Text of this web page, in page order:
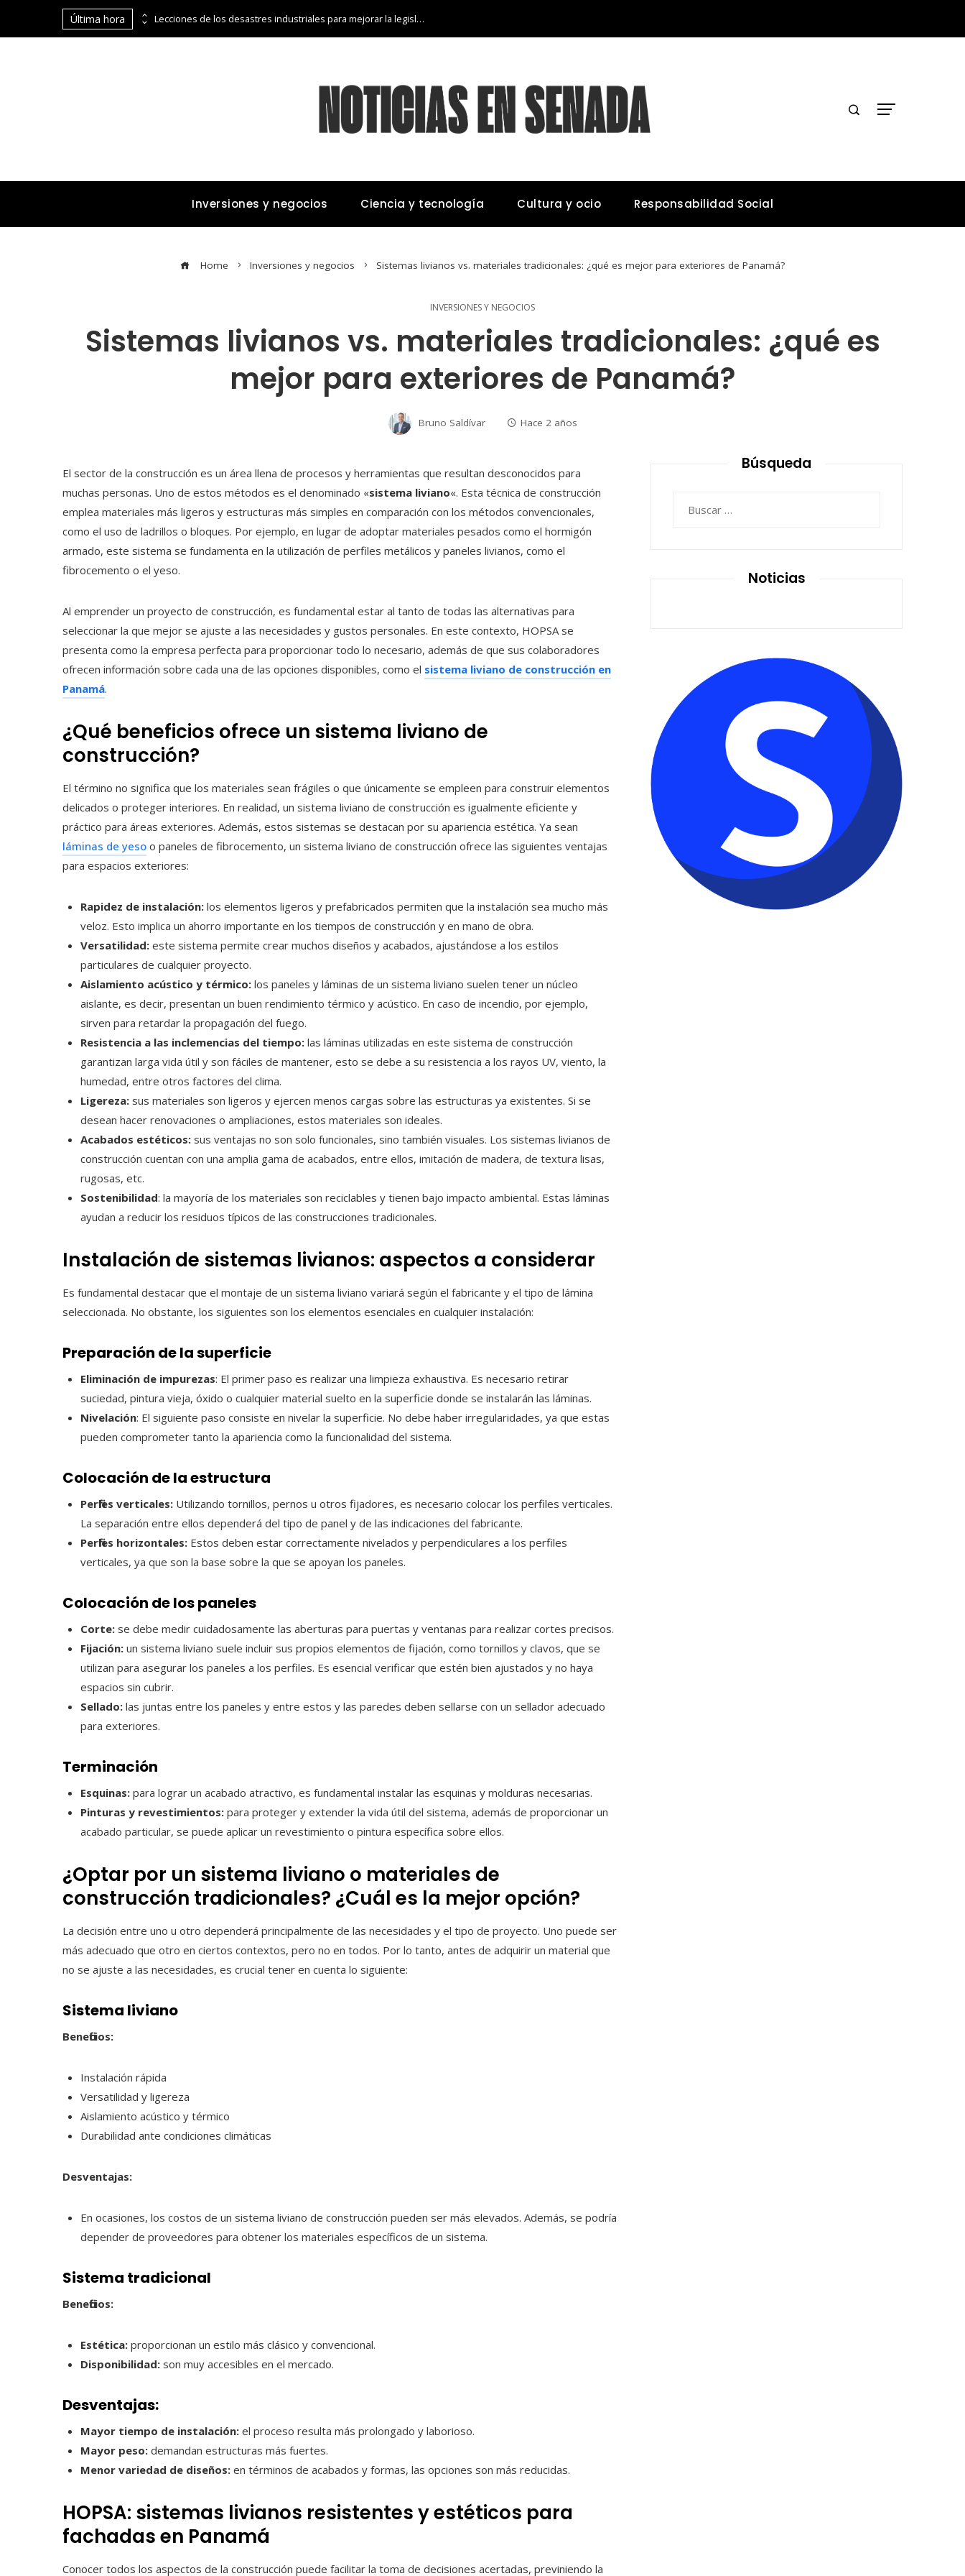
Última hora Belice y la economía azul: un enfoque integral para la transformación económica Lecciones de los desastres industriales para mejorar la legislación ambiental
Inversiones y negocios Ciencia y tecnología Cultura y ocio Responsabilidad Social
Home Inversiones y negocios Sistemas livianos vs. materiales tradicionales: ¿qué es mejor para exteriores de Panamá?
INVERSIONES Y NEGOCIOS
Sistemas livianos vs. materiales tradicionales: ¿qué es
mejor para exteriores de Panamá?
Bruno Saldívar Hace 2 años
El sector de la construcción es un área llena de procesos y herramientas que resultan desconocidos para
muchas personas. Uno de estos métodos es el denominado «sistema liviano«. Esta técnica de construcción
emplea materiales más ligeros y estructuras más simples en comparación con los métodos convencionales,
como el uso de ladrillos o bloques. Por ejemplo, en lugar de adoptar materiales pesados como el hormigón
armado, este sistema se fundamenta en la utilización de perfiles metálicos y paneles livianos, como el
fibrocemento o el yeso.
Al emprender un proyecto de construcción, es fundamental estar al tanto de todas las alternativas para
seleccionar la que mejor se ajuste a las necesidades y gustos personales. En este contexto, HOPSA se
presenta como la empresa perfecta para proporcionar todo lo necesario, además de que sus colaboradores
ofrecen información sobre cada una de las opciones disponibles, como el sistema liviano de construcción en
Panamá.
¿Qué beneficios ofrece un sistema liviano de
construcción?
El término no significa que los materiales sean frágiles o que únicamente se empleen para construir elementos
delicados o proteger interiores. En realidad, un sistema liviano de construcción es igualmente eficiente y
práctico para áreas exteriores. Además, estos sistemas se destacan por su apariencia estética. Ya sean
láminas de yeso o paneles de fibrocemento, un sistema liviano de construcción ofrece las siguientes ventajas
para espacios exteriores:
Rapidez de instalación: los elementos ligeros y prefabricados permiten que la instalación sea mucho más
veloz. Esto implica un ahorro importante en los tiempos de construcción y en mano de obra.
Versatilidad: este sistema permite crear muchos diseños y acabados, ajustándose a los estilos
particulares de cualquier proyecto.
Aislamiento acústico y térmico: los paneles y láminas de un sistema liviano suelen tener un núcleo
aislante, es decir, presentan un buen rendimiento térmico y acústico. En caso de incendio, por ejemplo,
sirven para retardar la propagación del fuego.
Resistencia a las inclemencias del tiempo: las láminas utilizadas en este sistema de construcción
garantizan larga vida útil y son fáciles de mantener, esto se debe a su resistencia a los rayos UV, viento, la
humedad, entre otros factores del clima.
Ligereza: sus materiales son ligeros y ejercen menos cargas sobre las estructuras ya existentes. Si se
desean hacer renovaciones o ampliaciones, estos materiales son ideales.
Acabados estéticos: sus ventajas no son solo funcionales, sino también visuales. Los sistemas livianos de
construcción cuentan con una amplia gama de acabados, entre ellos, imitación de madera, de textura lisas,
rugosas, etc.
Sostenibilidad: la mayoría de los materiales son reciclables y tienen bajo impacto ambiental. Estas láminas
ayudan a reducir los residuos típicos de las construcciones tradicionales.
Instalación de sistemas livianos: aspectos a considerar
Es fundamental destacar que el montaje de un sistema liviano variará según el fabricante y el tipo de lámina
seleccionada. No obstante, los siguientes son los elementos esenciales en cualquier instalación:
Preparación de la superficie
Eliminación de impurezas: El primer paso es realizar una limpieza exhaustiva. Es necesario retirar
suciedad, pintura vieja, óxido o cualquier material suelto en la superficie donde se instalarán las láminas.
Nivelación: El siguiente paso consiste en nivelar la superficie. No debe haber irregularidades, ya que estas
pueden comprometer tanto la apariencia como la funcionalidad del sistema.
Colocación de la estructura
Perfiles verticales: Utilizando tornillos, pernos u otros fijadores, es necesario colocar los perfiles verticales.
La separación entre ellos dependerá del tipo de panel y de las indicaciones del fabricante.
Perfiles horizontales: Estos deben estar correctamente nivelados y perpendiculares a los perfiles
verticales, ya que son la base sobre la que se apoyan los paneles.
Colocación de los paneles
Corte: se debe medir cuidadosamente las aberturas para puertas y ventanas para realizar cortes precisos.
Fijación: un sistema liviano suele incluir sus propios elementos de fijación, como tornillos y clavos, que se
utilizan para asegurar los paneles a los perfiles. Es esencial verificar que estén bien ajustados y no haya
espacios sin cubrir.
Sellado: las juntas entre los paneles y entre estos y las paredes deben sellarse con un sellador adecuado
para exteriores.
Terminación
Esquinas: para lograr un acabado atractivo, es fundamental instalar las esquinas y molduras necesarias.
Pinturas y revestimientos: para proteger y extender la vida útil del sistema, además de proporcionar un
acabado particular, se puede aplicar un revestimiento o pintura específica sobre ellos.
¿Optar por un sistema liviano o materiales de
construcción tradicionales? ¿Cuál es la mejor opción?
La decisión entre uno u otro dependerá principalmente de las necesidades y el tipo de proyecto. Uno puede ser
más adecuado que otro en ciertos contextos, pero no en todos. Por lo tanto, antes de adquirir un material que
no se ajuste a las necesidades, es crucial tener en cuenta lo siguiente:
Sistema liviano
Beneficios:
Instalación rápida
Versatilidad y ligereza
Aislamiento acústico y térmico
Durabilidad ante condiciones climáticas
Desventajas:
En ocasiones, los costos de un sistema liviano de construcción pueden ser más elevados. Además, se podría
depender de proveedores para obtener los materiales específicos de un sistema.
Sistema tradicional
Beneficios:
Estética: proporcionan un estilo más clásico y convencional.
Disponibilidad: son muy accesibles en el mercado.
Desventajas:
Mayor tiempo de instalación: el proceso resulta más prolongado y laborioso.
Mayor peso: demandan estructuras más fuertes.
Menor variedad de diseños: en términos de acabados y formas, las opciones son más reducidas.
HOPSA: sistemas livianos resistentes y estéticos para
fachadas en Panamá
Conocer todos los aspectos de la construcción puede facilitar la toma de decisiones acertadas, previniendo la
Búsqueda
Noticias